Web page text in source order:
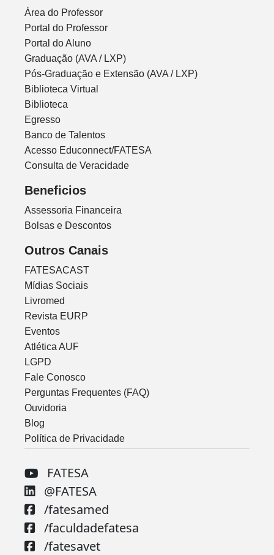
Área do Professor
Portal do Professor
Portal do Aluno
Graduação (AVA / LXP)
Pós-Graduação e Extensão (AVA / LXP)
Biblioteca Virtual
Biblioteca
Egresso
Banco de Talentos
Acesso Educonnect/FATESA
Consulta de Veracidade
Beneficios
Assessoria Financeira
Bolsas e Descontos
Outros Canais
FATESACAST
Mídias Sociais
Livromed
Revista EURP
Eventos
Atlética AUF
LGPD
Fale Conosco
Perguntas Frequentes (FAQ)
Ouvidoria
Blog
Política de Privacidade
FATESA
@FATESA
/fatesamed
/faculdadefatesa
/fatesavet